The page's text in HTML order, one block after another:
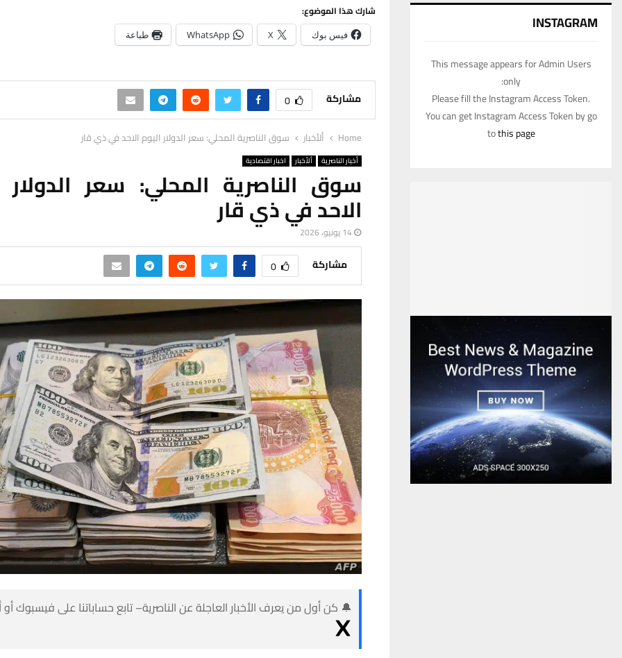
شارك هذا الموضوع:
فيس بوك X
WhatsApp طباعة
مشاركة 0
Home ألأخبار سوق الناصرية المحلي: سعر الدولار اليوم الاحد في ذي قار
أخبار الناصرية ألأخبار اخبار اقتصادية
سوق الناصرية المحلي: سعر الدولار
الاحد في ذي قار
14 يونيو، 2026
مشاركة 0
🔔 كن أول من يعرف الأخبار العاجلة عن الناصرية– تابع حساباتنا على فيسبوك
INSTAGRAM
This message appears for Admin Users
only:
Please fill the Instagram Access Token.
You can get Instagram Access Token by go
tothis page